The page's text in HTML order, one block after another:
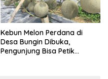
Kebun Melon Perdana di
Desa Bungin Dibuka,
Pengunjung Bisa Petik